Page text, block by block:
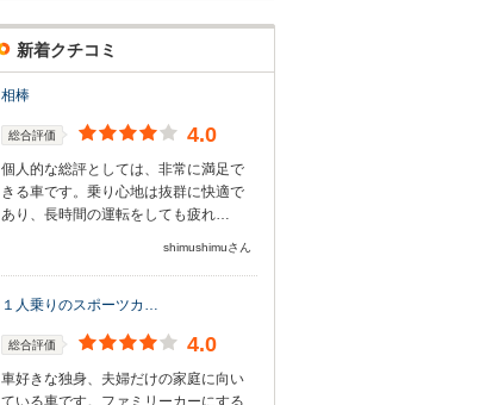
新着クチコミ
相棒
総合評価 4.0
個人的な総評としては、非常に満足で
きる車です。乗り心地は抜群に快適で
あり、長時間の運転をしても疲れ…
shimushimuさん
１人乗りのスポーツカ…
総合評価 4.0
車好きな独身、夫婦だけの家庭に向い
ている車です。ファミリーカーにする